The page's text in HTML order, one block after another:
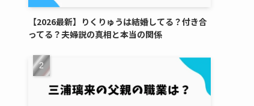
【2026最新】りくりゅうは結婚してる？付き合
ってる？夫婦説の真相と本当の関係